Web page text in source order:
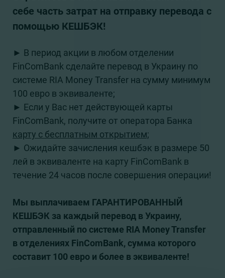
себе часть затрат на отправку перевода с
помощью КЕШБЭК!
► В период акции в любом отделении
FinComBank сделайте перевод в Украину по
системе RIA Money Transfer на сумму минимум
100 евро в эквиваленте;
► Если у Вас нет действующей карты
FinComBank, получите от оператора Банка
карту с бесплатным открытием;
► Ожидайте зачисления кешбэк в размере 50
лей в эквиваленте на карту FinComBank в
течение 24 часов после совершения операции!
Мы выплачиваем ГАРАНТИРОВАННЫЙ
КЕШБЭК за каждый перевод в Украину,
отправленный по системе RIA Money Transfer
в отделениях FinComBank, сумма которого
составит 100 евро и более в эквиваленте!